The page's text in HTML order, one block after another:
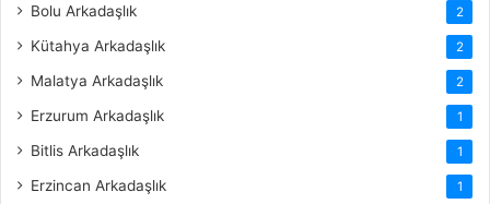
Bolu Arkadaşlık 2
Kütahya Arkadaşlık 2
Malatya Arkadaşlık 2
Erzurum Arkadaşlık 1
Bitlis Arkadaşlık 1
Erzincan Arkadaşlık 1